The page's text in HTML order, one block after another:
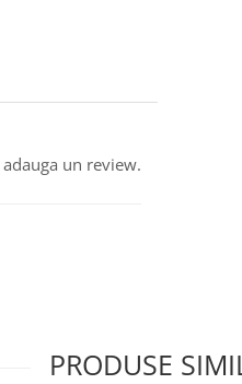
un review.
PRODUSE